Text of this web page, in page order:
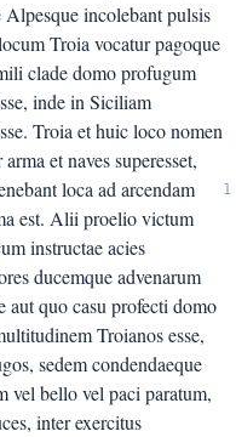
incolebant pulsis
Troia vocatur pagoque
clade domo profugum
inde in Siciliam
Troia et huic loco nomen
et naves superesset,
loca ad arcendam
est. Alii proelio victum
instructae acies
ducemque advenarum
aut quo casu profecti domo
Troianos esse,
sedem condendaeque
vel bello vel paci paratum,
inter exercitus
1